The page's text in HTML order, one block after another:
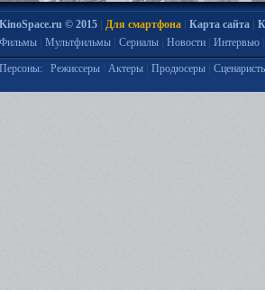
KinoSpace.ru © 2015| Для смартфона| Карта сайта|
Фильмы| Мультфильмы| Сериалы| Новости| Интервью|
Персоны: Режиссеры| Актеры| Продюсеры|